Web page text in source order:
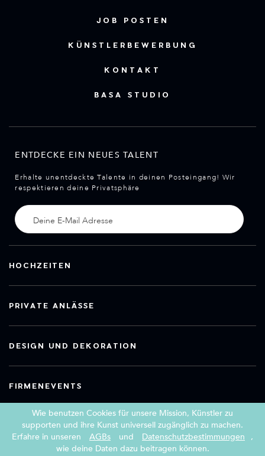
JOB POSTEN
KÜNSTLERBEWERBUNG
KONTAKT
BASA STUDIO
ENTDECKE EIN NEUES TALENT
Erhalte unentdeckte Talente in deinen Posteingang! Wir
respektieren deine Privatsphäre
HOCHZEITEN
PRIVATE ANLÄSSE
DESIGN UND DEKORATION
FIRMENEVENTS
Copyright 2026 Book a Street Artist
Wie benutzen Cookies für unsere Mission, Künstler zu
supporten und ihre Kunst universell zugänglich zu machen.
Erfahre in unseren
AGBs und Datenschutzbestimmungen
,
wie deine Daten dazu beitragen können.